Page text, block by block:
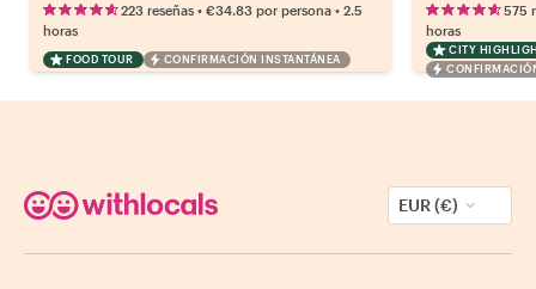
223 reseñas • €34.83 por persona • 2.5
horas
FOOD TOUR CONFIRMACIÓN INSTANTÁNEA
575
horas
CITY
EUR (€)